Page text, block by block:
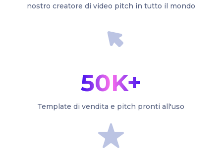
nostro creatore di video pitch in tutto il mondo
50K+
Template di vendita e pitch pronti all'uso